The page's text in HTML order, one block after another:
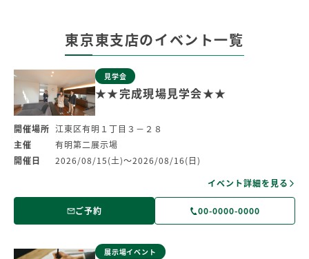
東京東支店のイベント一覧
見学会
★★完成現場見学会★★
開催場所 江東区有明１丁目３－２８
主催
有明第二展示場
開催日
2026/08/15(土)～2026/08/16(日)
イベント詳細を見る
ご予約 00-0000-0000
展示場イベント